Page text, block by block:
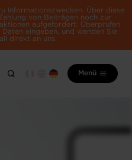
Informationszwecken. Über diese
von Beiträgen noch zur
aufgefordert. Überprüfen
eingeben, und wenden Sie
direkt an uns.
Menü